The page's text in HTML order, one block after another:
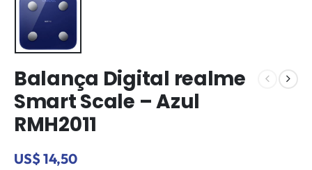
Balança Digital realme
Smart Scale – Azul
RMH2011
US$ 14,50